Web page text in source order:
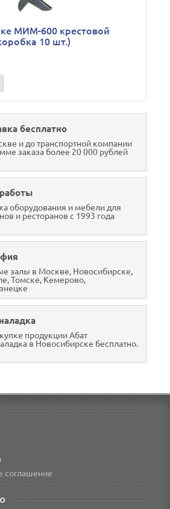
МИМ-600 крестовой
10 шт.)
бесплатно
и до транспортной компании
заказа более 20 000 рублей
оборудования и мебели для
и ресторанов с 1993 года
залы в Москве, Новосибирске,
Томске, Кемерово,
продукции Абат
в Новосибирске бесплатно.
соглашение